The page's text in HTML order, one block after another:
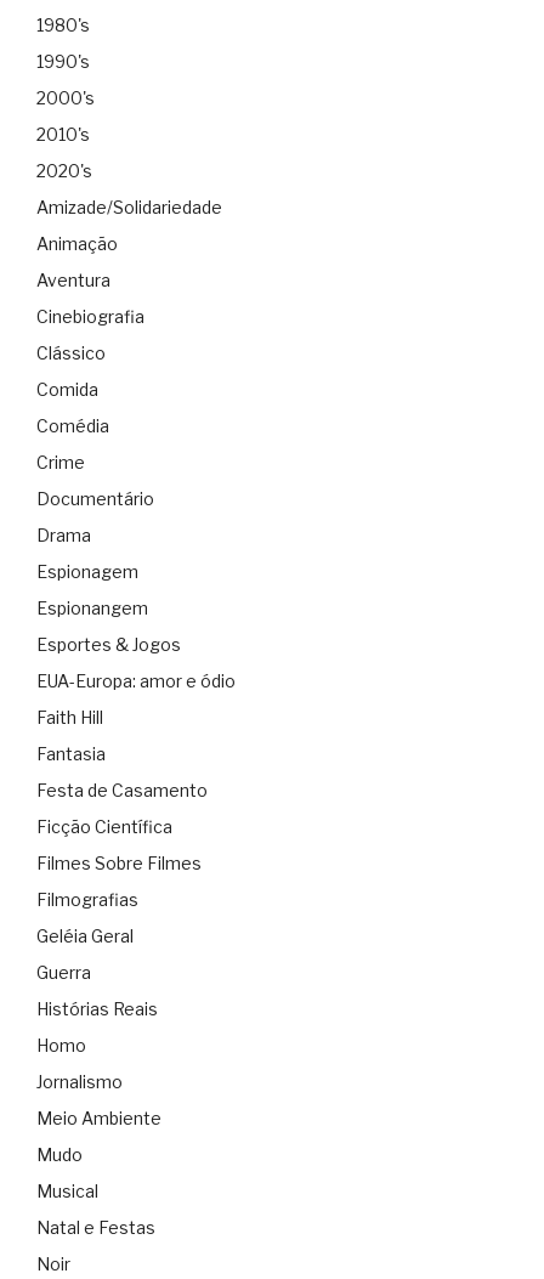
1980's
1990's
2000's
2010's
2020's
Amizade/Solidariedade
Animação
Aventura
Cinebiografia
Clássico
Comida
Comédia
Crime
Documentário
Drama
Espionagem
Espionangem
Esportes & Jogos
EUA-Europa: amor e ódio
Faith Hill
Fantasia
Festa de Casamento
Ficção Científica
Filmes Sobre Filmes
Filmografias
Geléia Geral
Guerra
Histórias Reais
Homo
Jornalismo
Meio Ambiente
Mudo
Musical
Natal e Festas
Noir